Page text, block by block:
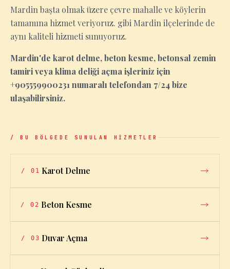
Mardin başta olmak üzere çevre mahalle ve köylerin
tamamına hizmet veriyoruz. gibi Mardin ilçelerinde de
aynı kaliteli hizmeti sunuyoruz.
Mardin'de karot delme, beton kesme, betonsal zemin
tamiri veya klima deliği açma işleriniz için
+905559900231 numaralı telefondan 7/24 bize
ulaşabilirsiniz.
/ BU BÖLGEDE SUNULAN HİZMETLER
/ 01 Karot Delme
/ 02 Beton Kesme
/ 03 Duvar Açma